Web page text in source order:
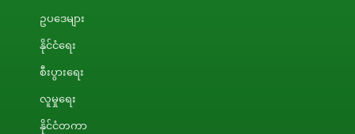
ဥပဒေများ
နိုင်ငံရေး
စီးပွားရေး
လူမှုရေး
နိုင်ငံတကာ